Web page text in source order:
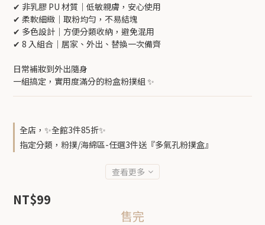
✔ 非乳膠 PU 材質｜低敏親膚，安心使用
✔ 柔軟細緻｜取粉均勻，不易結塊
✔ 多色設計｜方便分類收納，避免混用
✔ 8 入組合｜居家、外出、替換一次備齊
日常補妝到外出隨身
一組搞定，實用度滿分的粉盒粉撲組 ✨
全店，✨全館3件85折✨
指定分類，粉撲/海綿區-任選3件送『多氣孔粉撲盒』
查看更多
NT$99
售完